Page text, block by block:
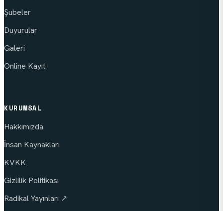
Şubeler
Duyurular
Galeri
Online Kayıt
KURUMSAL
Hakkımızda
İnsan Kaynakları
KVKK
Gizlilik Politikası
Radikal Yayınları ↗